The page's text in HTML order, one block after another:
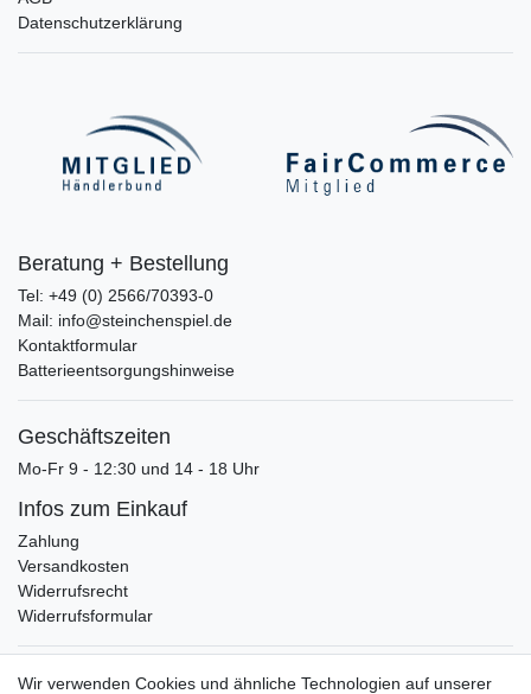
Datenschutzerklärung
Beratung + Bestellung
Tel: +49 (0) 2566/70393-0
Mail: info@steinchenspiel.de
Kontaktformular
Batterieentsorgungshinweise
Geschäftszeiten
Mo-Fr 9 - 12:30 und 14 - 18 Uhr
Infos zum Einkauf
Zahlung
Versandkosten
Widerrufsrecht
Widerrufsformular
Verpackungslizenz
Wir verwenden Cookies und ähnliche Technologien auf unserer